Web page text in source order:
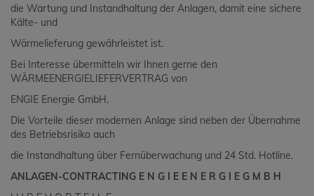
die Wartung und Instandhaltung der Anlagen, damit eine sichere
Kälte- und
Wärmelieferung gewährleistet ist.
Bei Interesse übermitteln wir Ihnen gerne den
WÄRMEENERGIELIEFERVERTRAG von
ENGIE Energie GmbH.
Die Vorteile dieser modernen Anlage sind neben der Übernahme
des Betriebsrisiko auch
die Instandhaltung über Fernüberwachung und 24 Std. Hotline.
ANLAGEN-CONTRACTING E N G I E E N E R G I E G M B H